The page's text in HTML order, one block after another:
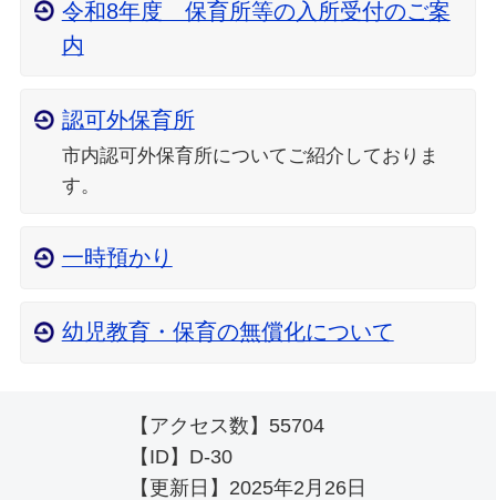
令和8年度 保育所等の入所受付のご案
内
認可外保育所
市内認可外保育所についてご紹介しておりま
す。
一時預かり
幼児教育・保育の無償化について
【アクセス数】 55704
【ID】 D-30
【更新日】 2025年2月26日